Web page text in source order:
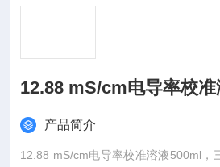
12.88 mS/cm电导率校
产品简介
12.88 mS/cm电导率校准溶液500ml，